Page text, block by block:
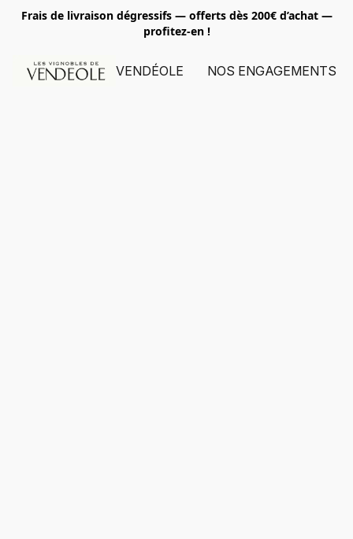
Frais de livraison dégressifs — offerts dès 200€ d’achat —
profitez-en !
VENDÉOLE NOS ENGAGEMENTS